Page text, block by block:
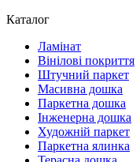
Каталог
Ламінат
Вінілові покриття
Штучний паркет
Масивна дошка
Паркетна дошка
Інженерна дошка
Художній паркет
Паркетна ялинка